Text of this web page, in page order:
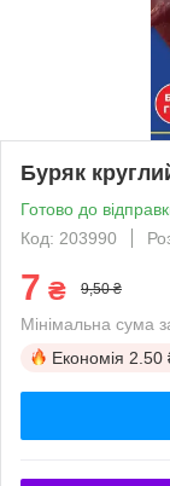
Буряк
Готово до
Код: 203990
7 ₴ 9,50 ₴
Мінімальна сума
Економія 2.50